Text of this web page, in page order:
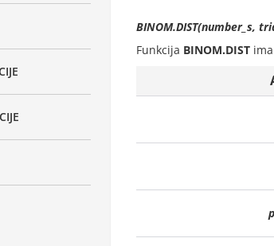
BINOM.DIST(number_s,
Funkcija BINOM.DIST